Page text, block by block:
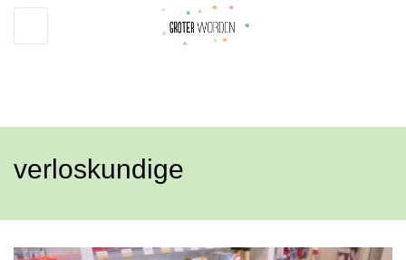
navigation
verloskundige